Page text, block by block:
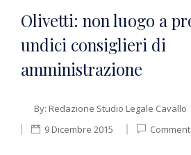
Olivetti: non luogo a
undici consiglieri di
amministrazione
By: Redazione Studio Legale Cavallo
9 Dicembre 2015